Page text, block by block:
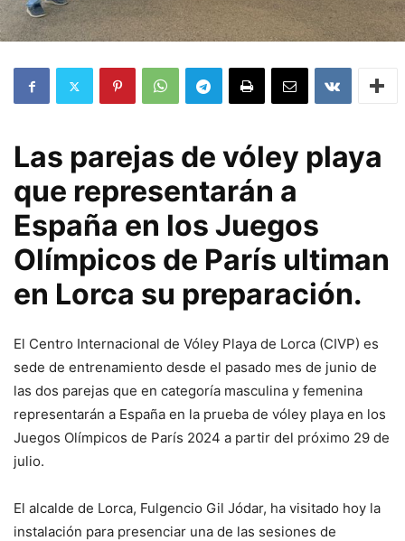
Las parejas de vóley playa
que representarán a
España en los Juegos
Olímpicos de París ultiman
en Lorca su preparación.
El Centro Internacional de Vóley Playa de Lorca (CIVP) es
sede de entrenamiento desde el pasado mes de junio de
las dos parejas que en categoría masculina y femenina
representarán a España en la prueba de vóley playa en los
Juegos Olímpicos de París 2024 a partir del próximo 29 de
julio.
El alcalde de Lorca, Fulgencio Gil Jódar, ha visitado hoy la
instalación para presenciar una de las sesiones de